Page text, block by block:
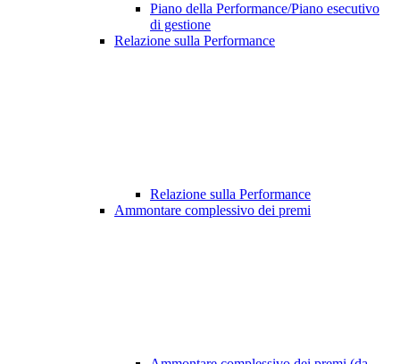
Piano della Performance/Piano esecutivo
di gestione
Relazione sulla Performance
Relazione sulla Performance
Ammontare complessivo dei premi